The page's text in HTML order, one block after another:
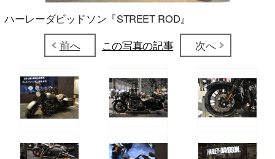
ハーレーダビッドソン『STREET ROD』
前へ
この写真の記事 次へ